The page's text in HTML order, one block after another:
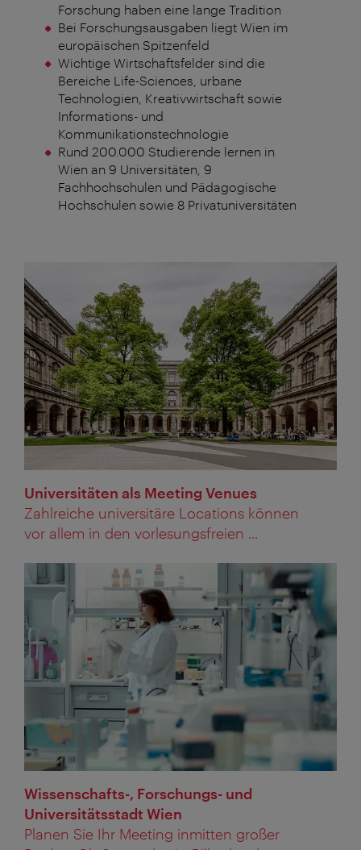
Forschung haben eine lange Tradition
Bei Forschungsausgaben liegt Wien im
europäischen Spitzenfeld
Wichtige Wirtschaftsfelder sind die
Bereiche Life-Sciences, urbane
Technologien, Kreativwirtschaft sowie
Informations- und
Kommunikationstechnologie
Rund 200.000 Studierende lernen in
Wien an 9 Universitäten, 9
Fachhochschulen und Pädagogische
Hochschulen sowie 8 Privatuniversitäten
Universitäten als Meeting Venues
Zahlreiche universitäre Locations können
vor allem in den vorlesungsfreien ...
Wissenschafts-, Forschungs- und
Universitätsstadt Wien
Planen Sie Ihr Meeting inmitten großer